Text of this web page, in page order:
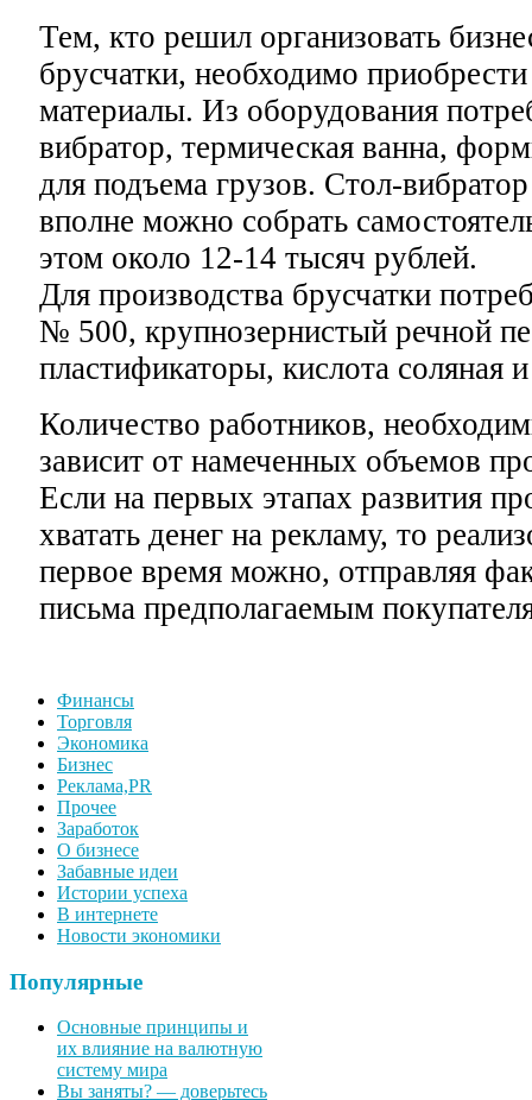
Тем, кто решил организовать
брусчатки, необходимо
материалы. Из оборудования
вибратор, термическая ванна,
для подъема грузов. Стол-
вполне можно собрать
этом около 12-14 тысяч рублей.
Для производства брусчатки
№ 500, крупнозернистый речной
пластификаторы, кислота соляная
Количество работников,
зависит от намеченных объемов
Если на первых этапах развития
хватать денег на рекламу, то
первое время можно, отправляя
письма предполагаемым
Финансы
Торговля
Экономика
Бизнес
Реклама,PR
Прочее
Заработок
О бизнесе
Забавные идеи
Истории успеха
В интернете
Новости экономики
Популярные
Основные принципы и
их влияние на валютную
систему мира
Вы заняты? — доверьтесь